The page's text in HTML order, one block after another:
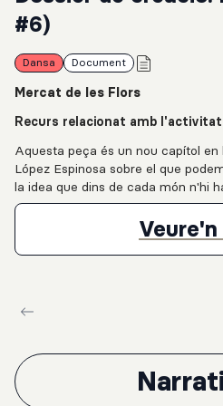
#6)
Dansa Document
Mercat de les Flors
Recurs relacionat amb
Aquesta peça és un nou capítol
López Espinosa sobre el que
la idea que dins de cada món n'hi
"FAULA" explora els fils que ens
ens sostenen.La proposta
fabulació com a força: L'obra
d'imaginar, de crear altres
col·lectiu: Vuit intèrprets treballen
semblar impossible, avança
força del grup, donant lloc a
efímeres.Inspiració en la natura:
Veure'n